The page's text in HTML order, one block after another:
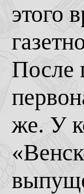
этого
После
же. У